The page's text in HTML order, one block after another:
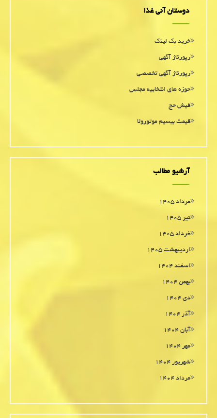
دوستان آنی غذا
خرید بک لینک
رپورتاژ آگهی
رپورتاژ آگهی تخصصی
حوزه های انتخابیه مجلس
فیش حج
قیمت بیسیم موتورولا
آرشیو مطالب
مرداد ۱۴۰۵
تیر ۱۴۰۵
خرداد ۱۴۰۵
اردیبهشت ۱۴۰۵
اسفند ۱۴۰۴
بهمن ۱۴۰۴
دی ۱۴۰۴
آذر ۱۴۰۴
آبان ۱۴۰۴
مهر ۱۴۰۴
شهریور ۱۴۰۴
مرداد ۱۴۰۴